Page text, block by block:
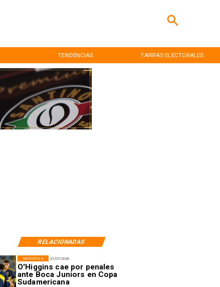
TENDENCIAS TARIFAS ELECTORALES
RELACIONADAS
31/07/2026
O'Higgins cae por penales
ante Boca Juniors en Copa
Sudamericana
DEPORTES